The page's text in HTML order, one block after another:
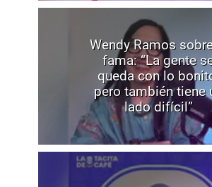
Wendy Ramos
fama: “La gente
queda con lo
pero también tiene
lado difícil”